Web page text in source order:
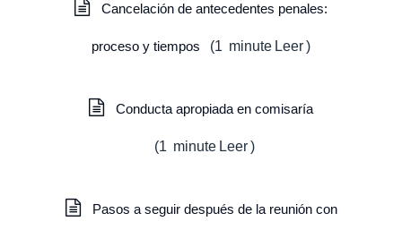
Cancelación de antecedentes penales:
proceso y tiempos (1 minute Leer)
Conducta apropiada en comisaría
(1 minute Leer )
Pasos a seguir después de la reunión con